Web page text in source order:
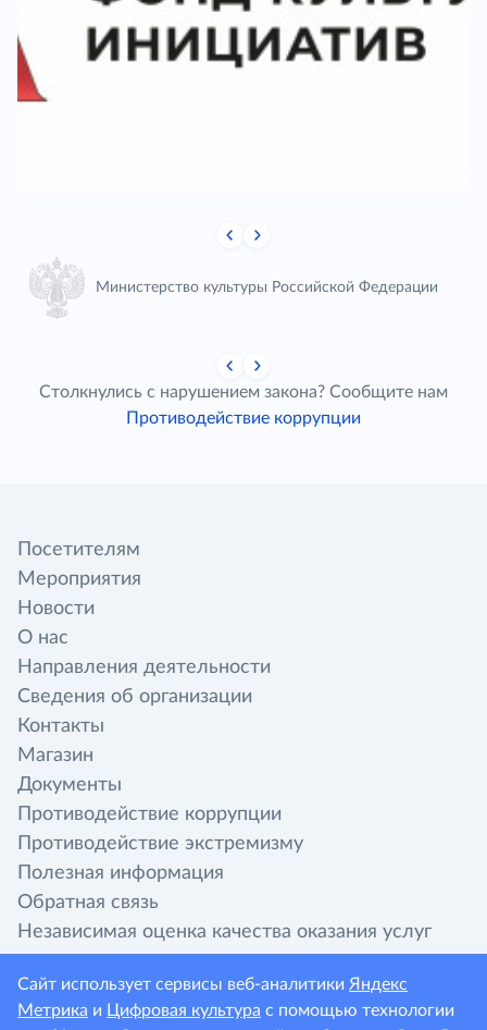
Министерство культуры Российской Федерации
Столкнулись с нарушением закона? Сообщите нам
Противодействие коррупции
Посетителям
Мероприятия
Новости
О нас
Направления деятельности
Сведения об организации
Контакты
Магазин
Документы
Противодействие коррупции
Противодействие экстремизму
Полезная информация
Обратная связь
Независимая оценка качества оказания услуг
Сайт использует сервисы веб-аналитики Яндекс
Метрика и Цифровая культура с помощью технологии